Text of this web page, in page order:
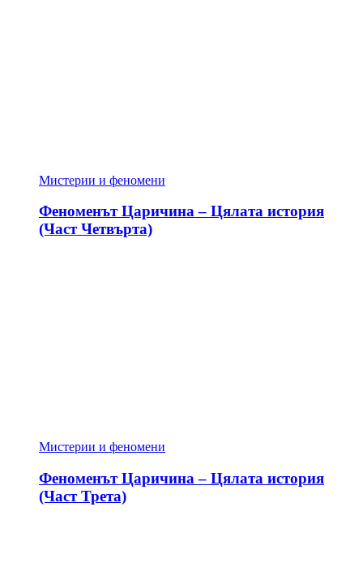
Мистерии и феномени
Феноменът Царичина – Цялата история
(Част Четвърта)
Мистерии и феномени
Феноменът Царичина – Цялата история
(Част Трета)